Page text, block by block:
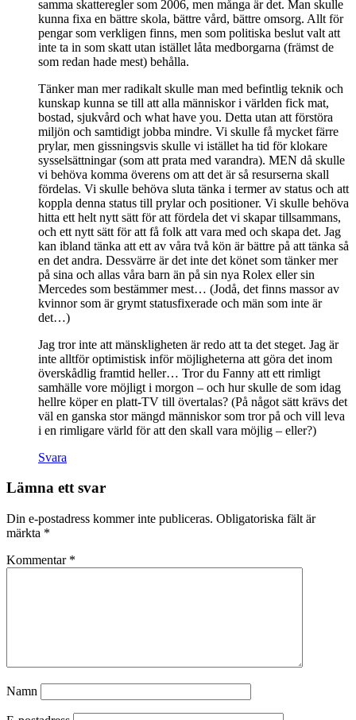
samma skatteregler som 2006, men många är det. Man skulle
kunna fixa en bättre skola, bättre vård, bättre omsorg. Allt för
pengar som verkligen finns, men som politiska beslut valt att
inte ta in som skatt utan istället låta medborgarna (främst de
som redan hade mest) behålla.
Tänker man mer radikalt skulle man med befintlig teknik och
kunskap kunna se till att alla människor i världen fick mat,
bostad, sjukvård och what have you. Detta utan att förstöra
miljön och samtidigt jobba mindre. Vi skulle få mycket färre
prylar, men gissningsvis skulle vi istället ha tid för klokare
sysselsättningar (som att prata med varandra). MEN då skulle
vi behöva komma överens om att det är så resurserna skall
fördelas. Vi skulle behöva sluta tänka i termer av status och att
koppla denna status till prylar och positioner. Vi skulle behöva
hitta ett helt nytt sätt för att fördela det vi skapar tillsammans,
och ett nytt sätt för att få folk att vara med och skapa det. Jag
kan ibland tänka att ett av våra två kön är bättre på att tänka så
en det andra. Dessvärre är det inte det könet som tänker mer
på sina och allas våra barn än på sin nya Rolex eller sin
Mercedes som bestämmer mest… (Jodå, det finns massor av
kvinnor som är grymt statusfixerade och män som inte är
det…)
Jag tror inte att mänskligheten är redo att ta det steget. Jag är
inte alltför optimistisk inför möjligheterna att göra det inom
överskådlig framtid heller… Tror du Fanny att ett rimligt
samhälle vore möjligt i morgon – och hur skulle de som idag
hellre köper en platt-TV till övertalas? (På något sätt krävs det
väl en ganska stor mängd människor som tror på och vill leva
i en rimligare värld för att den skall vara möjlig – eller?)
Svara
Lämna ett svar
Din e-postadress kommer inte publiceras. Obligatoriska fält är
märkta *
Kommentar *
Namn